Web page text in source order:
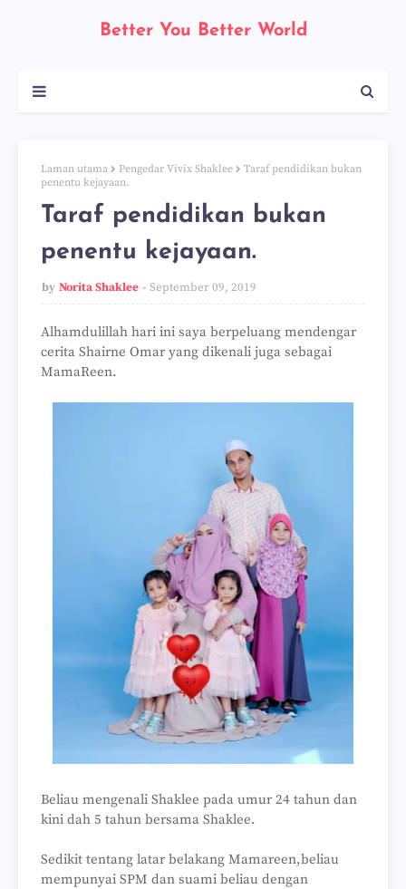
Better You Better World
Laman utama Pengedar Vivix Shaklee
Taraf pendidikan bukan
penentu kejayaan.
Taraf pendidikan bukan
penentu kejayaan.
by Norita Shaklee September 09, 2019
Alhamdulillah hari ini saya berpeluang mendengar
cerita Shairne Omar yang dikenali juga sebagai
MamaReen.
Beliau mengenali Shaklee pada umur 24 tahun dan
kini dah 5 tahun bersama Shaklee.
Sedikit tentang latar belakang Mamareen,beliau
mempunyai SPM dan suami beliau dengan